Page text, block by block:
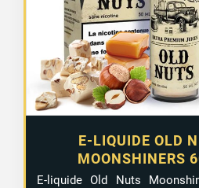
E-LIQUIDE OLD
MOONSHINERS
E-liquide Old Nuts